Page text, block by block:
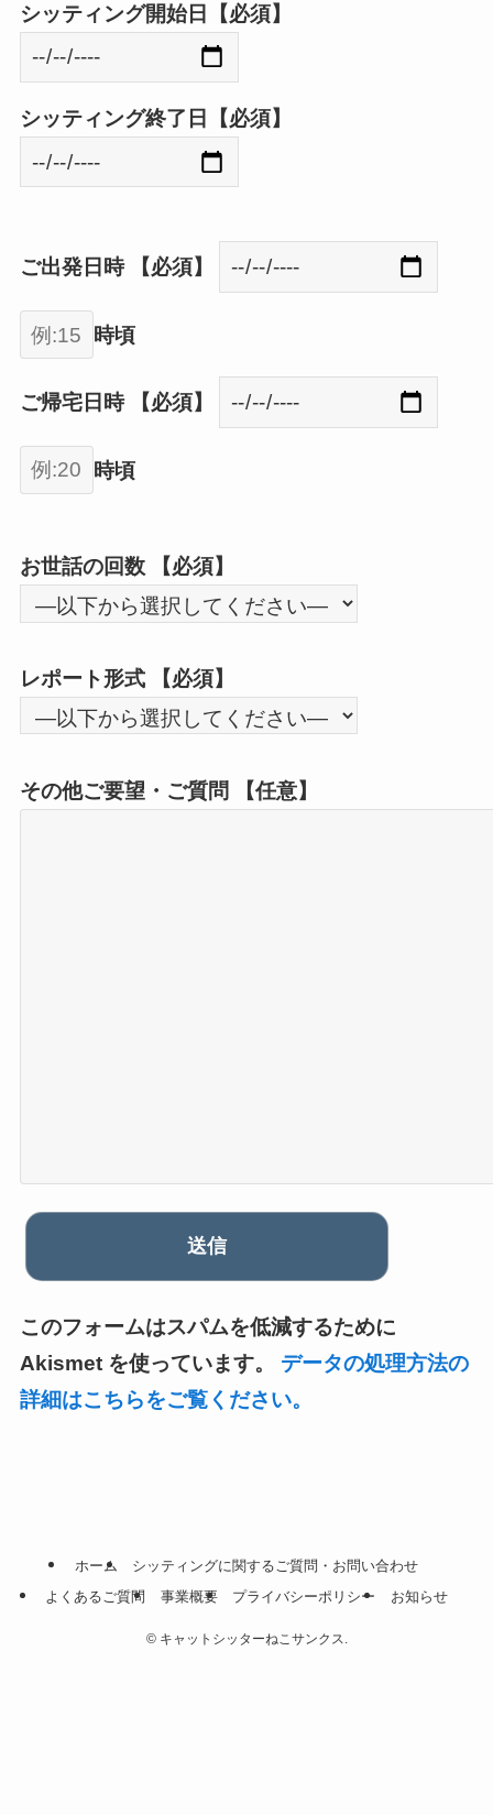
シッティング開始日【必須】
シッティング終了日【必須】
ご出発日時 【必須】
時頃
ご帰宅日時 【必須】
時頃
お世話の回数 【必須】
レポート形式 【必須】
その他ご要望・ご質問 【任意】
このフォームはスパムを低減するために
Akismet を使っています。 データの処理方法の
詳細はこちらをご覧ください。
ホーム
シッティングに関するご質問・お問い合わせ
よくあるご質問
事業概要 プライバシーポリシー お知らせ
©キャットシッターねこサンクス.